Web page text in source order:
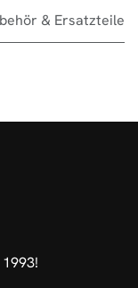
& Ersatzteile